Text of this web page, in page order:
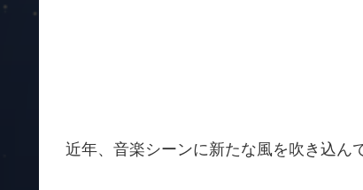
近年、音楽シーンに新たな風を吹き込ん